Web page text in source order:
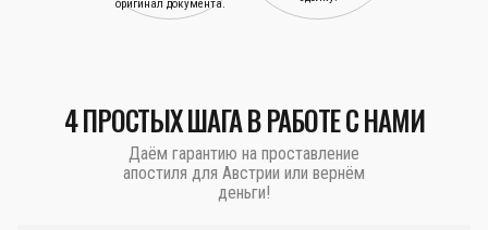
оригинал документа.
4 ПРОСТЫХ ШАГА В РАБОТЕ С НАМИ
Даём гарантию на проставление
апостиля для Австрии или вернём
деньги!